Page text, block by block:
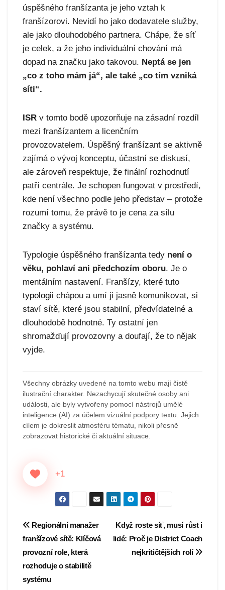
úspěšného franšízanta je jeho vztah k
franšízorovi. Nevidí ho jako dodavatele služby,
ale jako dlouhodobého partnera. Chápe, že síť
je celek, a že jeho individuální chování má
dopad na značku jako takovou. Neptá se jen
„co z toho mám já“, ale také „co tím vzniká
síti“.
ISR v tomto bodě upozorňuje na zásadní rozdíl
mezi franšízantem a licenčním
provozovatelem. Úspěšný franšízant se aktivně
zajímá o vývoj konceptu, účastní se diskusí,
ale zároveň respektuje, že finální rozhodnutí
patří centrále. Je schopen fungovat v prostředí,
kde není všechno podle jeho představ – protože
rozumí tomu, že právě to je cena za sílu
značky a systému.
Typologie úspěšného franšízanta tedy není o
věku, pohlaví ani předchozím oboru. Je o
mentálním nastavení. Franšízy, které tuto
typologii chápou a umí ji jasně komunikovat, si
staví sítě, které jsou stabilní, předvídatelné a
dlouhodobě hodnotné. Ty ostatní jen
shromažďují provozovny a doufají, že to nějak
vyjde.
Všechny obrázky uvedené na tomto webu mají čistě
ilustrační charakter. Nezachycují skutečné osoby ani
události, ale byly vytvořeny pomocí nástrojů umělé
inteligence (AI) za účelem vizuální podpory textu. Jejich
cílem je dokreslit atmosféru tématu, nikoli přesně
zobrazovat historické či aktuální situace.
+1
Navigace
pro
příspěvek
Když roste síť, musí růst i
lidé: Proč je District Coach
nejkritičtějších rolí
Regionální manažer
franšízové sítě: Klíčová
provozní role, která
rozhoduje o stabilitě
systému